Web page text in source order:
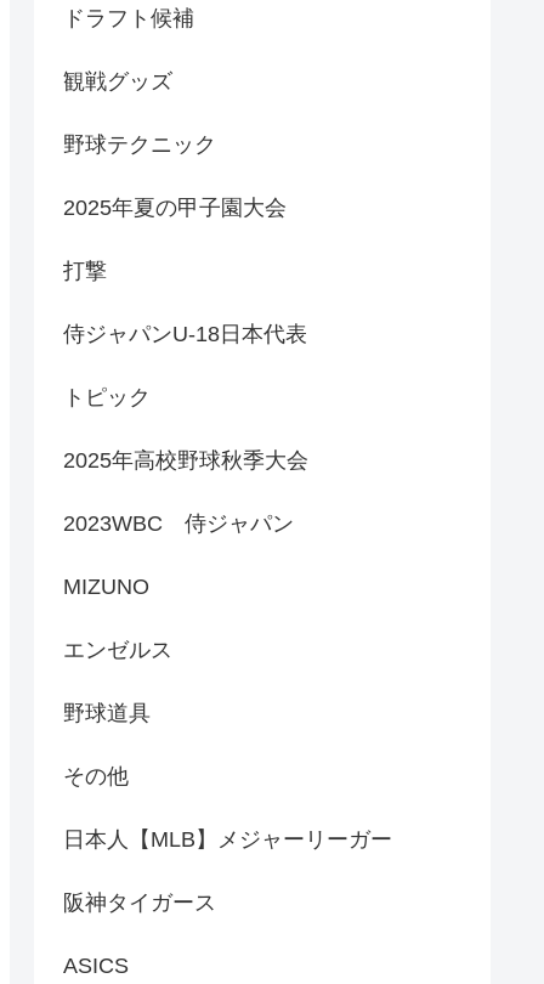
ドラフト候補
観戦グッズ
野球テクニック
2025年夏の甲子園大会
打撃
侍ジャパンU-18日本代表
トピック
2025年高校野球秋季大会
2023WBC 侍ジャパン
MIZUNO
エンゼルス
野球道具
その他
日本人【MLB】メジャーリーガー
阪神タイガース
ASICS